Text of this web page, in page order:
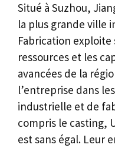
Situé à Suzhou,
la plus grande ville
Fabrication
ressources et les
avancées de la
l’entreprise dans
industrielle et de
compris le casting,
est sans égal. Leur